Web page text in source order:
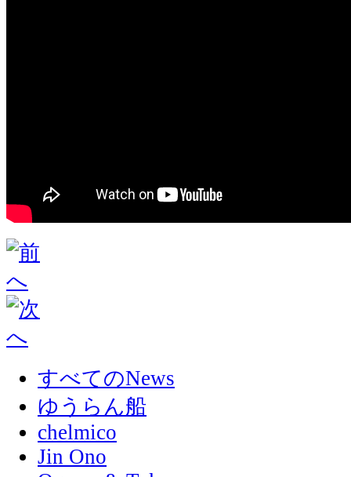
すべてのNews
ゆうらん船
chelmico
Jin Ono